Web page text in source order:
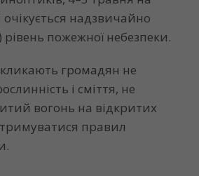
очікується надзвичайно
рівень пожежної небезпеки.
громадян не
і сміття, не
вогонь на відкритих
правил